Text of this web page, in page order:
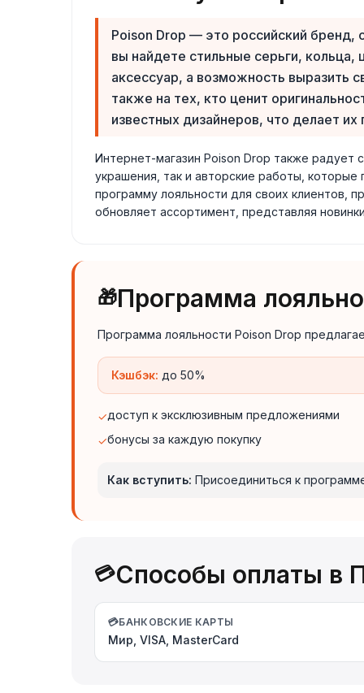
Poison Drop — это российский бренд,
вы найдете стильные серьги,
аксессуар, а возможность выразить
также на тех, кто ценит
известных дизайнеров, что делает
Интернет-магазин Poison Drop также радует
украшения, так и авторские работы,
программу лояльности для своих клиентов,
обновляет ассортимент, представляя
🎁Программа
Программа лояльности Poison Drop
Кэшбэк: до 50%
✓доступ к эксклюзивным предложениями
✓бонусы за каждую покупку
Как вступить: Присоединиться к
💳Способы оплаты в
💳БАНКОВСКИЕ КАРТЫ
Мир, VISA, MasterCard